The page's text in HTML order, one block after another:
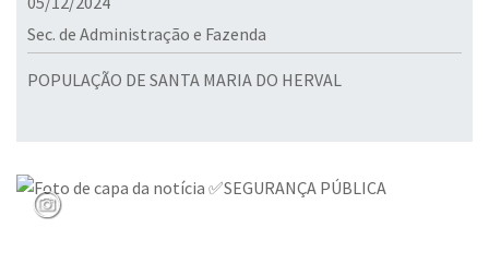
Sec. de Administração e Fazenda
POPULAÇÃO DE SANTA MARIA DO HERVAL